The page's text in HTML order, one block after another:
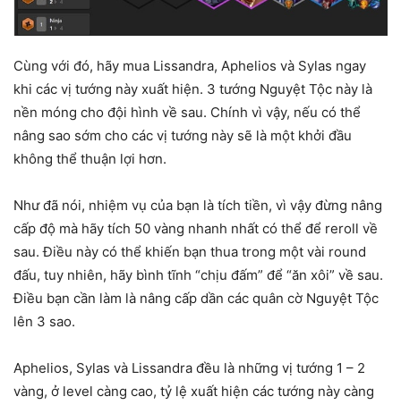
Cùng với đó, hãy mua Lissandra, Aphelios và Sylas ngay
khi các vị tướng này xuất hiện. 3 tướng Nguyệt Tộc này là
nền móng cho đội hình về sau. Chính vì vậy, nếu có thể
nâng sao sớm cho các vị tướng này sẽ là một khởi đầu
không thể thuận lợi hơn.
Như đã nói, nhiệm vụ của bạn là tích tiền, vì vậy đừng nâng
cấp độ mà hãy tích 50 vàng nhanh nhất có thể để reroll về
sau. Điều này có thể khiến bạn thua trong một vài round
đấu, tuy nhiên, hãy bình tĩnh “chịu đấm” để “ăn xôi” về sau.
Điều bạn cần làm là nâng cấp dần các quân cờ Nguyệt Tộc
lên 3 sao.
Aphelios, Sylas và Lissandra đều là những vị tướng 1 – 2
vàng, ở level càng cao, tỷ lệ xuất hiện các tướng này càng